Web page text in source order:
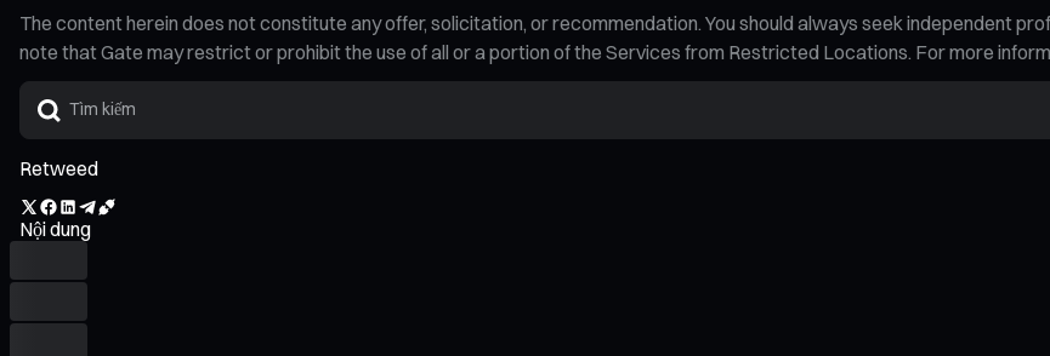
The content herein does not constitute any offer, solicitation, or recommendation. You should always seek independent
note that Gate may restrict or prohibit the use of all or a portion of the Services from Restricted Locations. For more
Retweed
Nội dung